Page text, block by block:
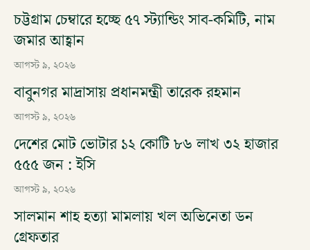
চট্টগ্রাম চেম্বারে হচ্ছে ৫৭ স্ট্যান্ডিং সাব-কমিটি, নাম
জমার আহ্বান
আগস্ট ৯, ২০২৬
বাবুনগর মাদ্রাসায় প্রধানমন্ত্রী তারেক রহমান
আগস্ট ৯, ২০২৬
দেশের মোট ভোটার ১২ কোটি ৮৬ লাখ ৩২ হাজার
৫৫৫ জন : ইসি
আগস্ট ৯, ২০২৬
সালমান শাহ হত্যা মামলায় খল অভিনেতা ডন
গ্রেফতার